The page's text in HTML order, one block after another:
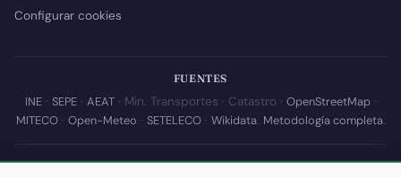
Configurar cookies
FUENTES
INE· SEPE· AEAT· Min. Transportes · Catastro · OpenStreetMap·
MITECO· Open-Meteo · SETELECO· Wikidata. Metodología completa.
© 2026 Callejear.com — Directorio municipal de España con datos